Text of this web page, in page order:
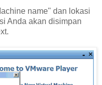
name" dan lokasi
Anda akan disimpan